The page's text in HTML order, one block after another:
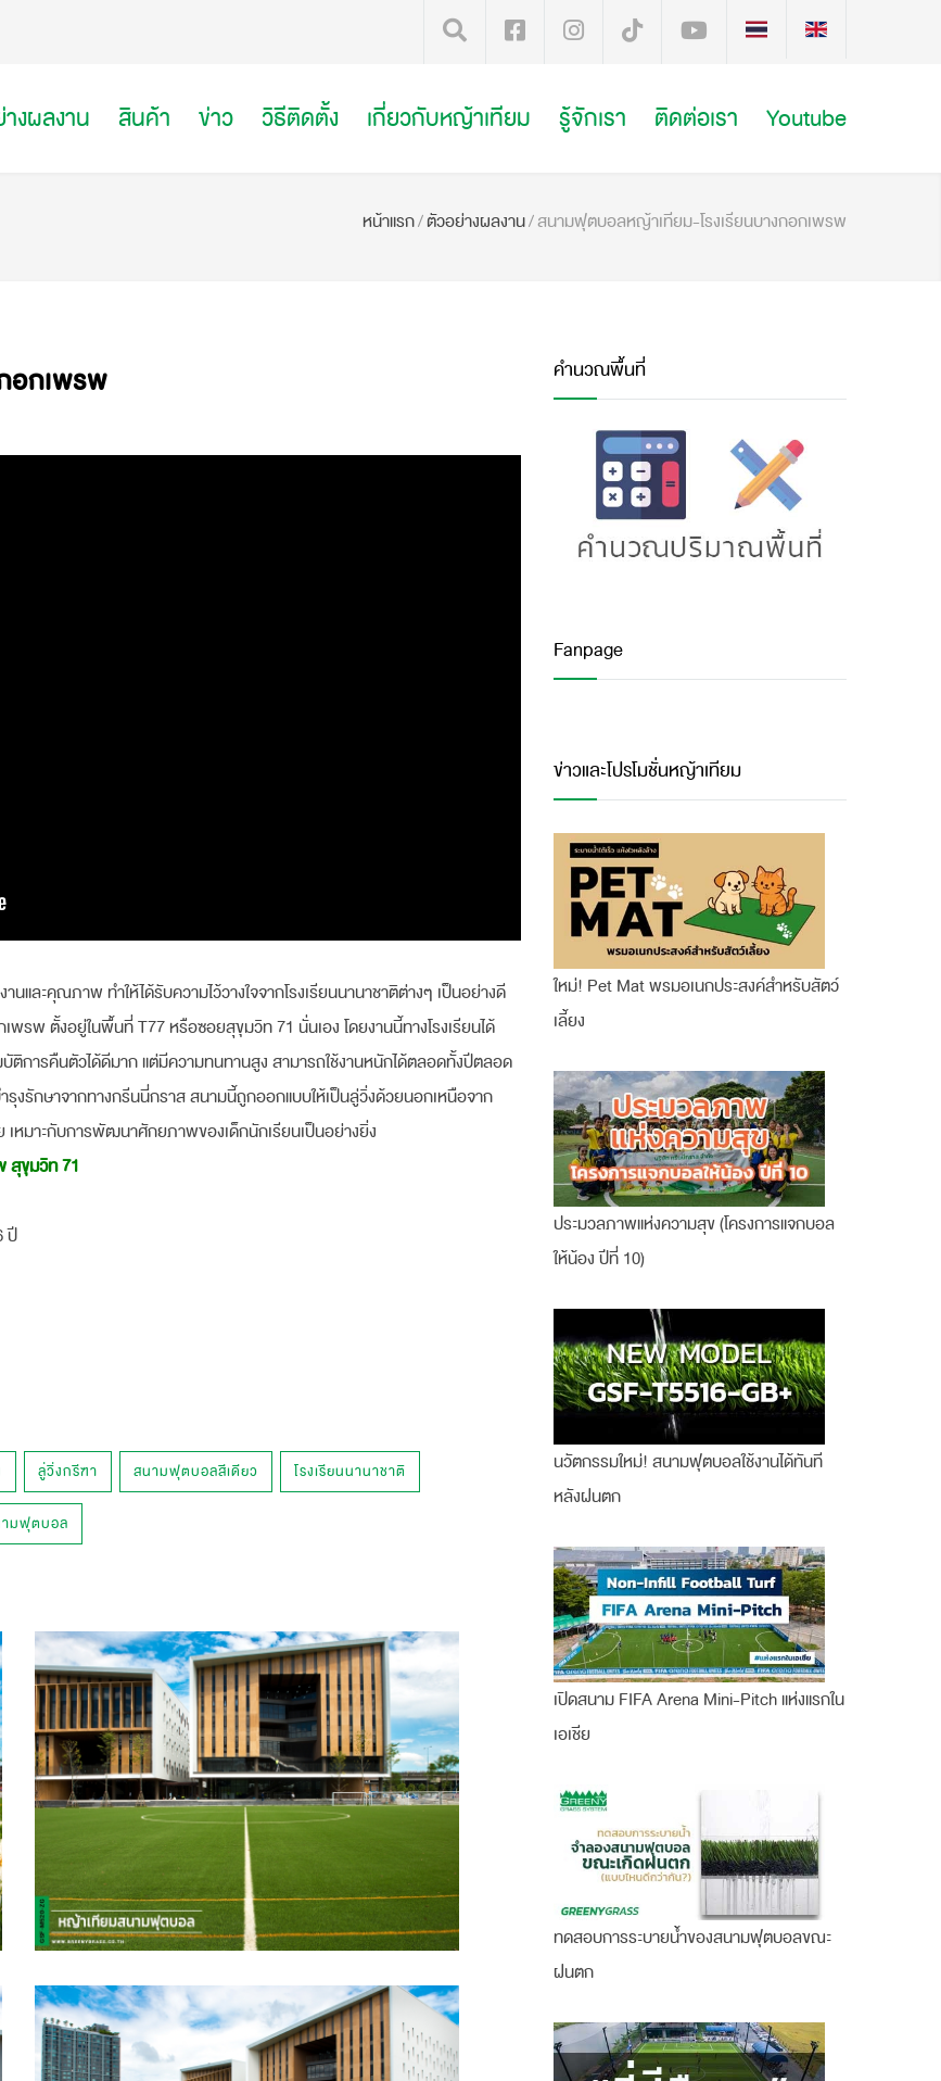
งผลงาน สินค้า ข่าว วิธีติดตั้ง เกี่ยวกับหญ้าเทียม รู้จักเรา ติดต่อเรา Youtube
หน้าแรก/ตัวอย่างผลงาน/สนามฟุตบอลหญ้าเทียม-โรงเรียนบางกอกเพรพ
อกเพรพ
นและคุณภาพ ทำให้ได้รับความไว้วางใจจากโรงเรียนนานาชาติต่างๆ เป็นอย่างดี
เพรพ ตั้งอยู่ในพื้นที่ T77 หรือซอยสุขุมวิท 71 นั่นเอง โดยงานนี้ทางโรงเรียนได้
การคืนตัวได้ดีมาก แต่มีความทนทานสูง สามารถใช้งานหนักได้ตลอดทั้งปีตลอด
รุงรักษาจากทางกรีนนี่กราส สนามนี้ถูกออกแบบให้เป็นลู่วิ่งด้วยนอกเหนือจาก
หมาะกับการพัฒนาศักยภาพของเด็กนักเรียนเป็นอย่างยิ่ง
สุขุมวิท 71
ปี
ลู่วิ่งกรีฑา สนามฟุตบอลสีเดียว โรงเรียนนานาชาติ
มฟุตบอล
คำนวณพื้นที่
Fanpage
ข่าวและโปรโมชั่นหญ้าเทียม
ใหม่! Pet Mat พรมอเนกประสงค์สำหรับสัตว์
เลี้ยง
ประมวลภาพแห่งความสุข (โครงการแจกบอล
ให้น้อง ปีที่ 10)
นวัตกรรมใหม่! สนามฟุตบอลใช้งานได้ทันที
หลังฝนตก
เปิดสนาม FIFA Arena Mini-Pitch แห่งแรกใน
เอเชีย
ทดสอบการระบายน้ำของสนามฟุตบอลขณะ
ฝนตก